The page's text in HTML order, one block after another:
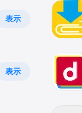
表示
表示